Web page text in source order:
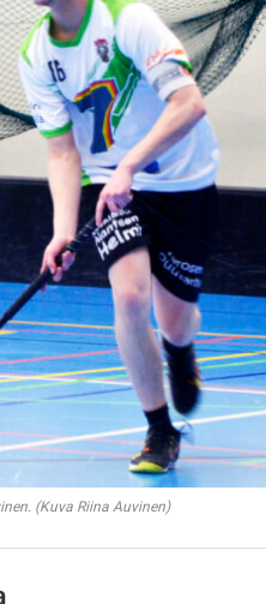
(Kuva Riina Auvinen)